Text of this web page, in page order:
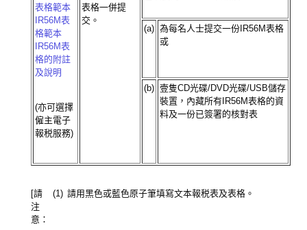
表格範本
IR56M表
格範本
IR56M表
格的附註
及說明
(亦可選擇
僱主電子
報税服務)
表格一併提
交。
(a) 為每名人士提交一份IR56M表格
或
(b) 壹隻CD光碟/DVD光碟/USB儲存
裝置，內藏所有IR56M表格的資
料及一份已簽署的核對表
[請
注
意：
(1) 請用黑色或藍色原子筆填寫文本報税表及表格。